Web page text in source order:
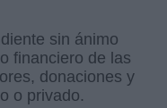
sin ánimo
financiero de las
donaciones y
o privado.